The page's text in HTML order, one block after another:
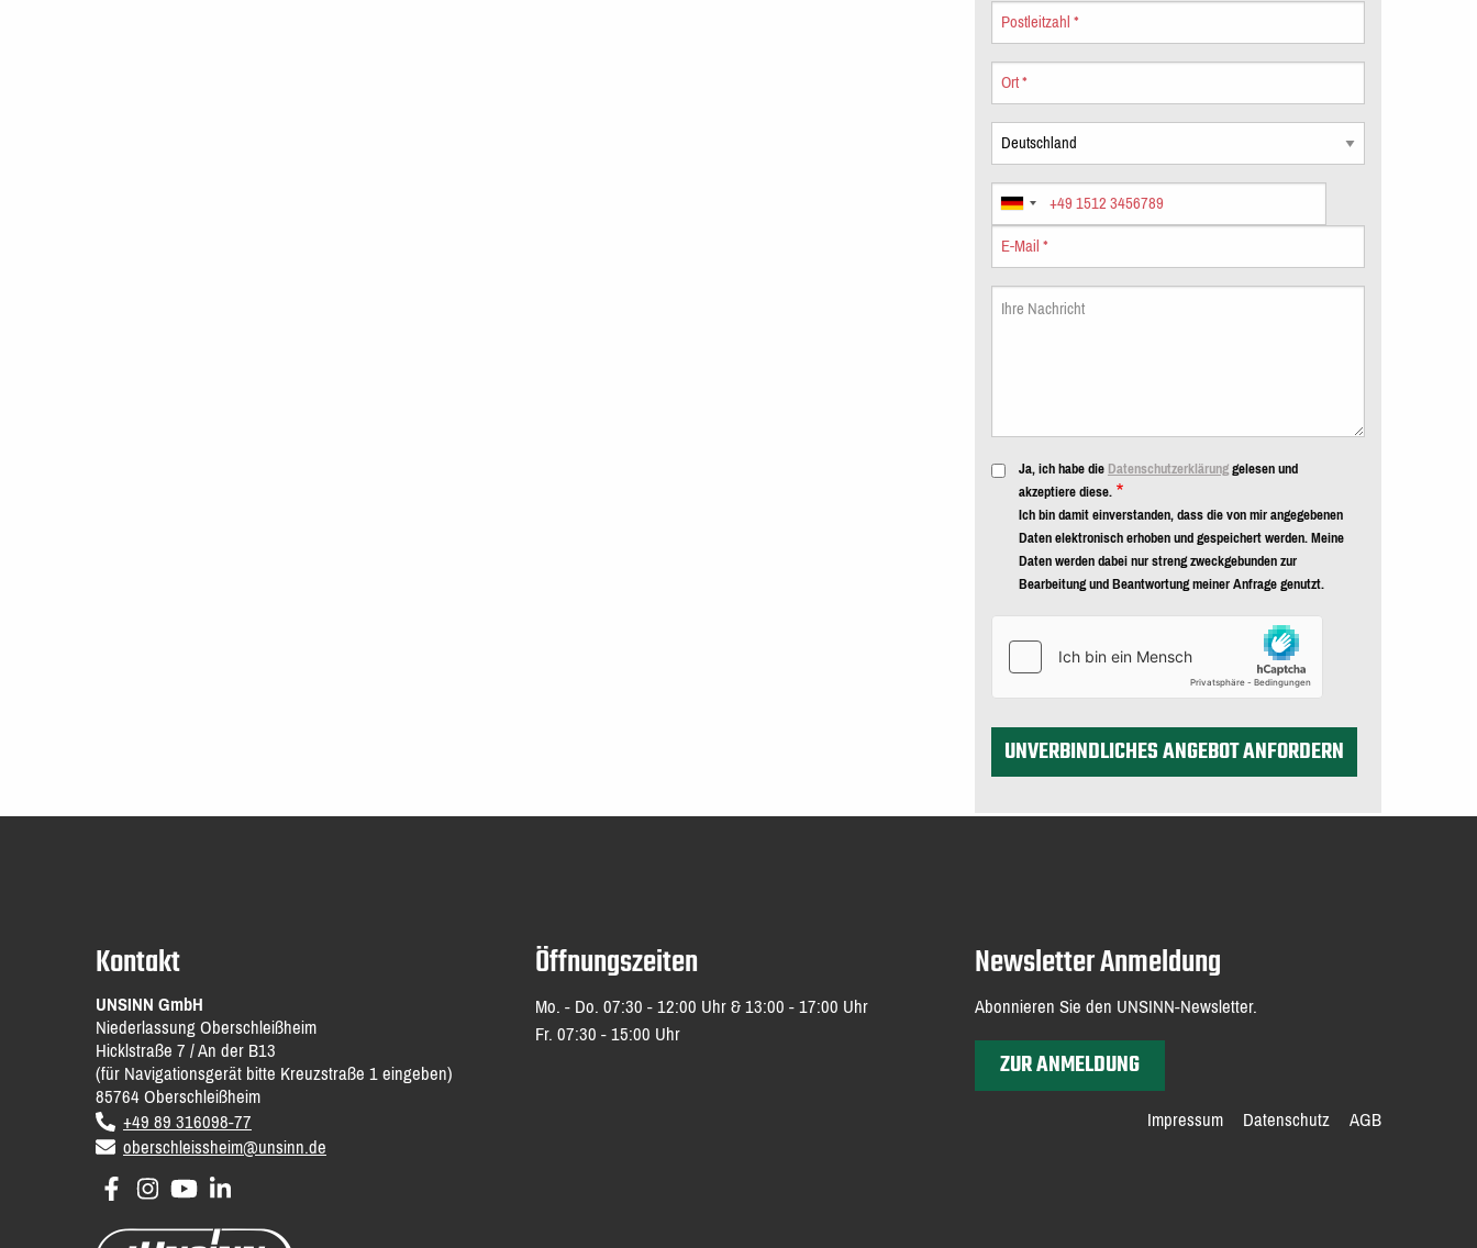
Postleitzahl
Ort
Land
Telefon
E-
Mail
Nachricht
Ja, ich habe dieDatenschutzerklärunggelesen und
akzeptiere diese.
Ich bin damit einverstanden, dass die von mir angegebenen
Daten elektronisch erhoben und gespeichert werden. Meine
Daten werden dabei nur streng zweckgebunden zur
Bearbeitung und Beantwortung meiner Anfrage genutzt.
Kontakt
UNSINN GmbH
Niederlassung Oberschleißheim
Hicklstraße 7 / An der B13
(für Navigationsgerät bitte Kreuzstraße 1 eingeben)
85764Oberschleißheim
DE voice
+49 89 316098-77
email
oberschleissheim@unsinn.de
Öffnungszeiten
Mo. - Do. 07:30 - 12:00 Uhr & 13:00 - 17:00 Uhr
Fr. 07:30 - 15:00 Uhr
Newsletter Anmeldung
Abonnieren Sie den UNSINN-Newsletter.
ZUR ANMELDUNG
Impressum
Datenschutz AGB